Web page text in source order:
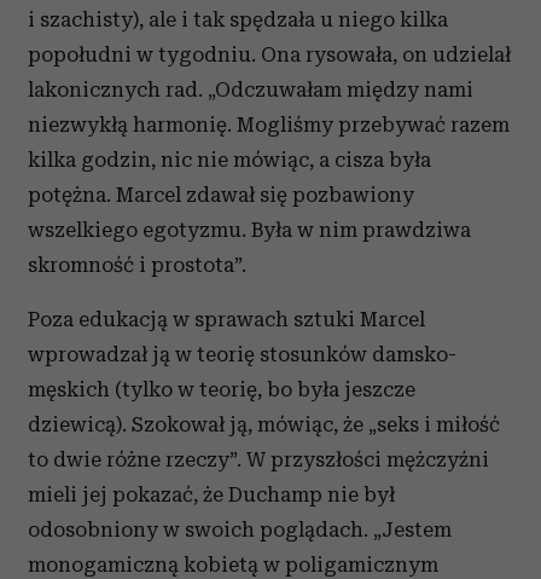
i szachisty), ale i tak spędzała u niego kilka
popołudni w tygodniu. Ona rysowała, on udzielał
lakonicznych rad. „Odczuwałam między nami
niezwykłą harmonię. Mogliśmy przebywać razem
kilka godzin, nic nie mówiąc, a cisza była
potężna. Marcel zdawał się pozbawiony
wszelkiego egotyzmu. Była w nim prawdziwa
skromność i prostota”.
Poza edukacją w sprawach sztuki Marcel
wprowadzał ją w teorię stosunków damsko-
męskich (tylko w teorię, bo była jeszcze
dziewicą). Szokował ją, mówiąc, że „seks i miłość
to dwie różne rzeczy”. W przyszłości mężczyźni
mieli jej pokazać, że Duchamp nie był
odosobniony w swoich poglądach. „Jestem
monogamiczną kobietą w poligamicznym